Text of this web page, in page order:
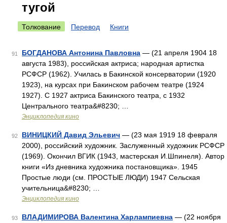
тугой
Толкование Перевод Книги
91 БОГДАНОВА Антонина Павловна — (21 апреля 1904 18
августа 1983), российская актриса; народная артистка
РСФСР (1962). Училась в Бакинской консерватории (1920
1923), на курсах при Бакинском рабочем театре (1924
1927). С 1927 актриса Бакинского театра, с 1932
Центрального театра&#8230; …
Энциклопедия кино
92 ВИНИЦКИЙ Давид Эльевич — (23 мая 1919 18 февраля
2000), российский художник. Заслуженный художник РСФСР
(1969). Окончил ВГИК (1943, мастерская И.Шпинеля). Автор
книги «Из дневника художника постановщика». 1945
Простые люди (см. ПРОСТЫЕ ЛЮДИ) 1947 Сельская
учительница&#8230; …
Энциклопедия кино
93 ВЛАДИМИРОВА Валентина Харлампиевна — (22 ноября